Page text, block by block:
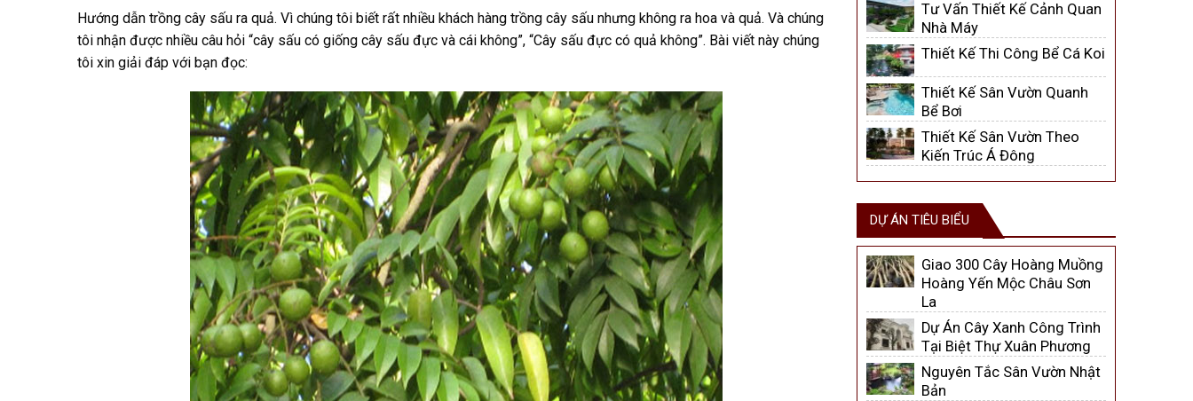
Hướng dẫn trồng cây sấu ra quả. Vì chúng tôi biết rất nhiều khách hàng trồng cây sấu nhưng không ra hoa và quả. Và chúng
tôi nhận được nhiều câu hỏi “cây sấu có giống cây sấu đực và cái không”, “Cây sấu đực có quả không”. Bài viết này chúng
tôi xin giải đáp với bạn đọc:
Tư Vấn Thiết Kế Cảnh Quan
Nhà Máy
Thiết Kế Thi Công Bể Cá Koi
Thiết Kế Sân Vườn Quanh
Bể Bơi
Thiết Kế Sân Vườn Theo
Kiến Trúc Á Đông
DỰ ÁN TIÊU BIỂU
Giao 300 Cây Hoàng Muồng
Hoàng Yến Mộc Châu Sơn
La
Dự Án Cây Xanh Công Trình
Tại Biệt Thự Xuân Phương
Nguyên Tắc Sân Vườn Nhật
Bản